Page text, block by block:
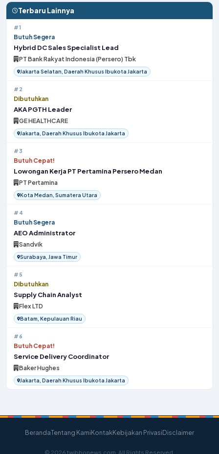
Terbaru Lainnya
#1
Butuh Segera
Hybrid DC Sales Specialist Lead
PT Bank Rakyat Indonesia (Persero) Tbk
Jakarta Selatan, Daerah Khusus Ibukota Jakarta
#2
Dibutuhkan
AKA PGTH Leader
GE HEALTHCARE
Jakarta, Daerah Khusus Ibukota Jakarta
#3
Butuh Cepat!
Lowongan Kerja PT Pertamina Persero Medan
PT Pertamina
Kota Medan, Sumatera Utara
#4
Butuh Segera
AEO Administrator
Sandvik
Surabaya, Jawa Timur
#5
Dibutuhkan
Supply Chain Analyst
Flex LTD
Batam, Kepulauan Riau
#6
Butuh Cepat!
Service Delivery Coordinator
Baker Hughes
Jakarta, Daerah Khusus Ibukota Jakarta
BerandaTentang KamiKontakKebijakan PrivasiDisclaimer
© 2026 twibbonews.com. All Rights Reserved.